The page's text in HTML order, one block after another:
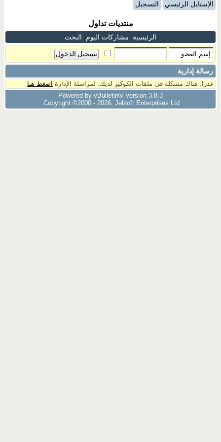
الإستايل الرئيسي التسجيل
منتديات تداول
الرئيسية مشاركات اليوم البحث
رسالة إدارية
عذرا. هناك مشكلة فى ملفات الكوكيز لديك. لمراسلة الإدارة اضغط هنا
Powered by vBulletin® Version 3.8.3
Copyright ©2000 - 2026, Jelsoft Enterprises Ltd.